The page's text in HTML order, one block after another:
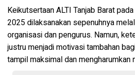
Keikutsertaan ALTI Tanjab Barat
2025 dilaksanakan sepenuhnya
organisasi dan pengurus. Namun,
justru menjadi motivasi tambahan
tampil maksimal dan mengharumkan